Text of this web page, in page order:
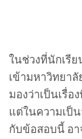
ในช่วงที่นักเรี
เข้ามหาวิทยาลั
มองว่าเป็นเรื่อ
แต่ในความเป็น
กับข้อสอบนี้ อา